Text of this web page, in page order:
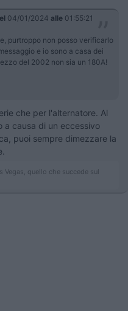
04/01/2024 alle 01:55:21
purtroppo non posso verificarlo
e io sono a casa dei
del 2002 non sia un 180A!
che per l'alternatore. Al
a causa di un eccessivo
puoi sempre dimezzare la
Vegas, quello che succede sul